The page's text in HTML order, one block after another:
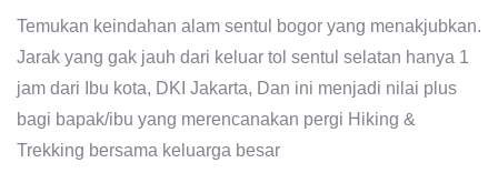
Temukan keindahan alam sentul bogor yang menakjubkan.
Jarak yang gak jauh dari keluar tol sentul selatan hanya 1
jam dari Ibu kota, DKI Jakarta, Dan ini menjadi nilai plus
bagi bapak/ibu yang merencanakan pergi Hiking &
Trekking bersama keluarga besar